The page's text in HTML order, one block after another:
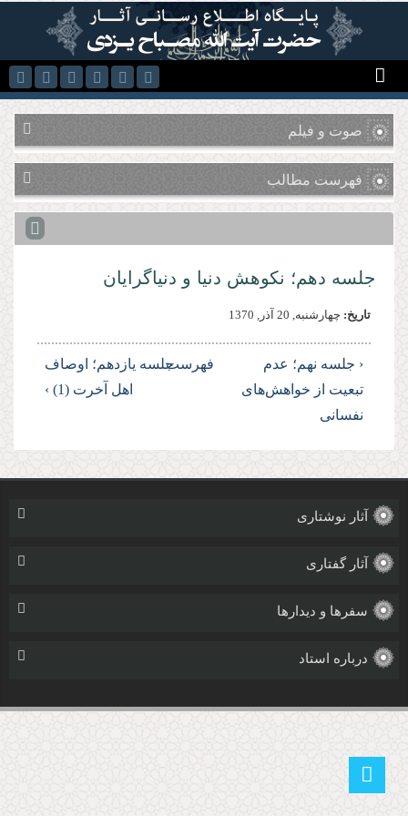
رفتن به محتوای اصلی
صوت و فیلم
فهرست مطالب
جلسه دهم؛ نكوهش دنيا و دنياگرايان
تاریخ: چهارشنبه, 20 آذر, 1370
‹ جلسه نهم؛ عدم
تبعيت از خواهش‌های
نفسانى
فهرستجلسه يازدهم؛ اوصاف
اهل آخرت (1) ›
آثار نوشتاری
آثار گفتاری
سفرها و دیدارها
درباره استاد